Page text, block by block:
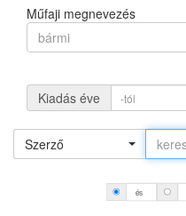
Műfaji megnevezés
bármi
Kiadás éve
Szerző
és